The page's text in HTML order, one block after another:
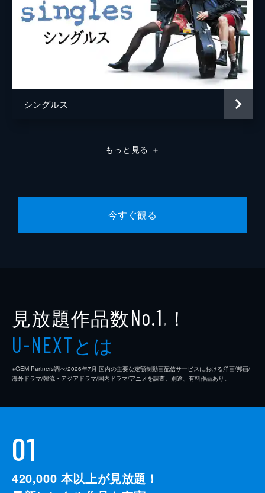
シングルス
もっと見る ＋
今すぐ観る
見放題作品数No.1 ※ ！
U-NEXTとは
※GEM Partners調べ/2026年7⽉ 国内の主要な定額制動画配信サービスにおける洋画/邦画/
海外ドラマ/韓流・アジアドラマ/国内ドラマ/アニメを調査。別途、有料作品あり。
01
420,000 本以上が見放題！